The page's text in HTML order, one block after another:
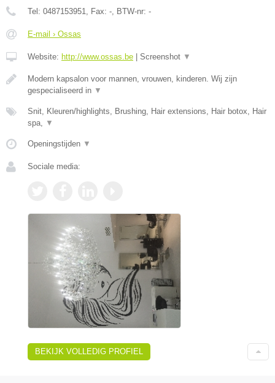
Tel: 0487153951, Fax: -, BTW-nr: -
E-mail › Ossas
Website: http://www.ossas.be Screenshot ▼
Modern kapsalon voor mannen, vrouwen, kinderen. Wij zijn
gespecialiseerd in ▼
Snit, Kleuren/highlights, Brushing, Hair extensions, Hair botox, Hair
spa, ▼
Openingstijden ▼
Sociale media:
BEKIJK VOLLEDIG PROFIEL